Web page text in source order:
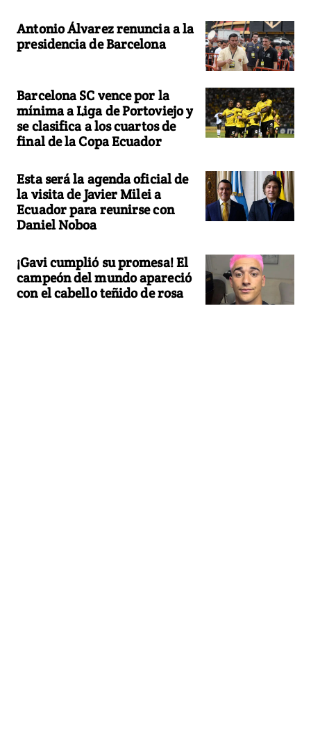
Antonio Álvarez renuncia a la
presidencia de Barcelona
Barcelona SC vence por la
mínima a Liga de Portoviejo y
se clasifica a los cuartos de
final de la Copa Ecuador
Esta será la agenda oficial de
la visita de Javier Milei a
Ecuador para reunirse con
Daniel Noboa
¡Gavi cumplió su promesa! El
campeón del mundo apareció
con el cabello teñido de rosa